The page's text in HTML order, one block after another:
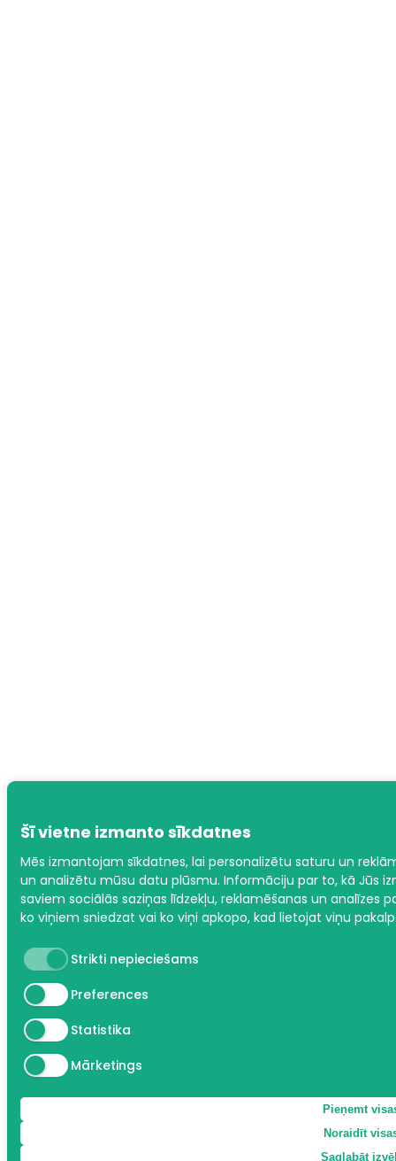
Šī vietne izmanto sīkdatnes
Mēs izmantojam sīkdatnes, lai personalizētu saturu un
un analizētu mūsu datu plūsmu. Informāciju par to, kā Jūs
saviem sociālās saziņas līdzekļu, reklamēšanas un
ko viņiem sniedzat vai ko viņi apkopo, kad lietojat viņu
Strikti nepieciešams
Preferences
Statistika
Mārketings
Saglabāt
Noraidīt
Pieņemt